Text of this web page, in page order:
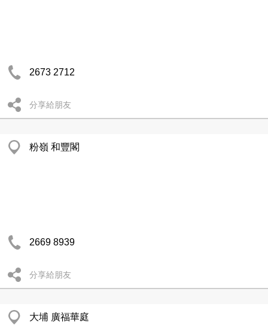
2673 2712
分享給朋友
粉嶺 和豐閣
2669 8939
分享給朋友
大埔 廣福華庭